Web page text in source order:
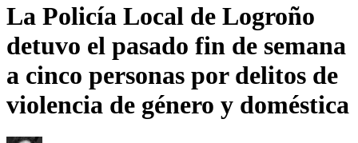
La Policía Local de Logroño
detuvo el pasado fin de semana
a cinco personas por delitos de
violencia de género y doméstica